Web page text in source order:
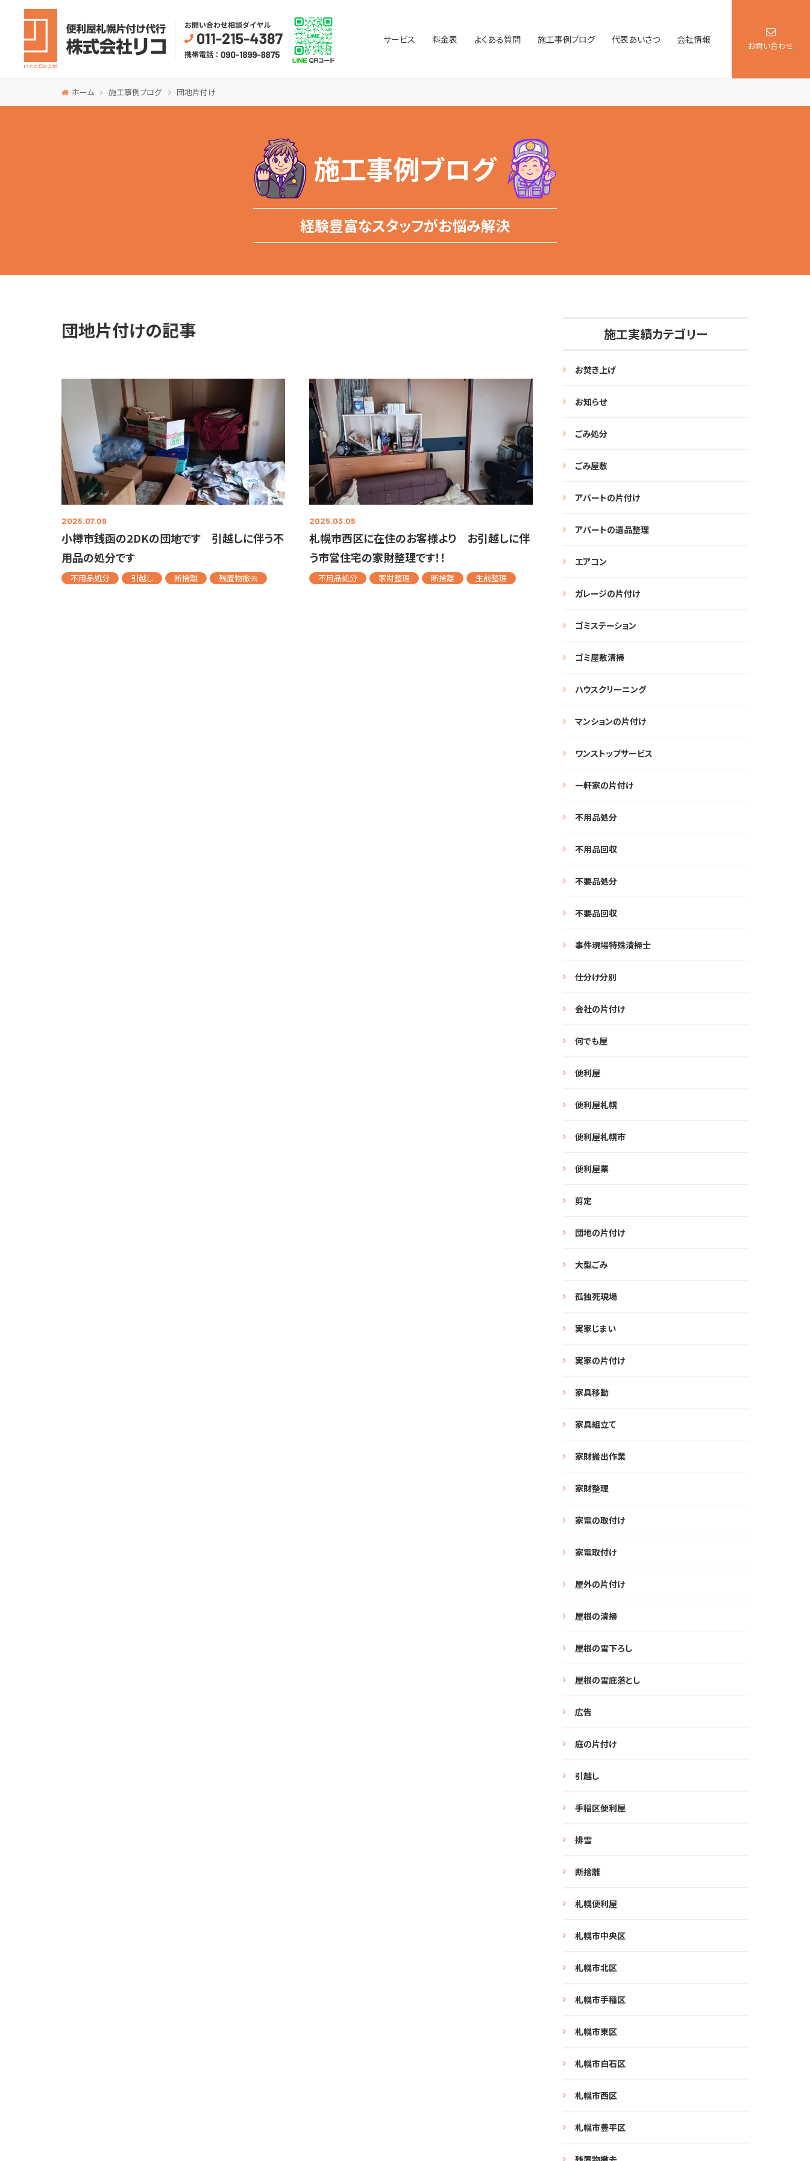
サービス 料金表 よくある質問 施工事例ブログ 代表あいさつ 会社情報
お問い合わせ
ホーム 施工事例ブログ 団地片付け
施工事例ブログ
経験豊富なスタッフがお悩み解決
団地片付けの記事
2025.07.09
小樽市銭函の2DKの団地です 引越しに伴う不
用品の処分です
不用品処分 引越し 断捨離 残置物撤去
2025.03.05
札幌市西区に在住のお客様より お引越しに伴
う市営住宅の家財整理です！！
不用品処分 家財整理 断捨離 生前整理
施工実績カテゴリー
お焚き上げ
お知らせ
ごみ処分
ごみ屋敷
アパートの片付け
アパートの遺品整理
エアコン
ガレージの片付け
ゴミステーション
ゴミ屋敷清掃
ハウスクリーニング
マンションの片付け
ワンストップサービス
一軒家の片付け
不用品処分
不用品回収
不要品処分
不要品回収
事件現場特殊清掃士
仕分け分別
会社の片付け
何でも屋
便利屋
便利屋札幌
便利屋札幌市
便利屋業
剪定
団地の片付け
大型ごみ
孤独死現場
実家じまい
実家の片付け
家具移動
家具組立て
家財搬出作業
家財整理
家電の取付け
家電取付け
屋外の片付け
屋根の清掃
屋根の雪下ろし
屋根の雪庇落とし
広告
庭の片付け
引越し
手稲区便利屋
排雪
断捨離
札幌便利屋
札幌市中央区
札幌市北区
札幌市手稲区
札幌市東区
札幌市白石区
札幌市西区
札幌市豊平区